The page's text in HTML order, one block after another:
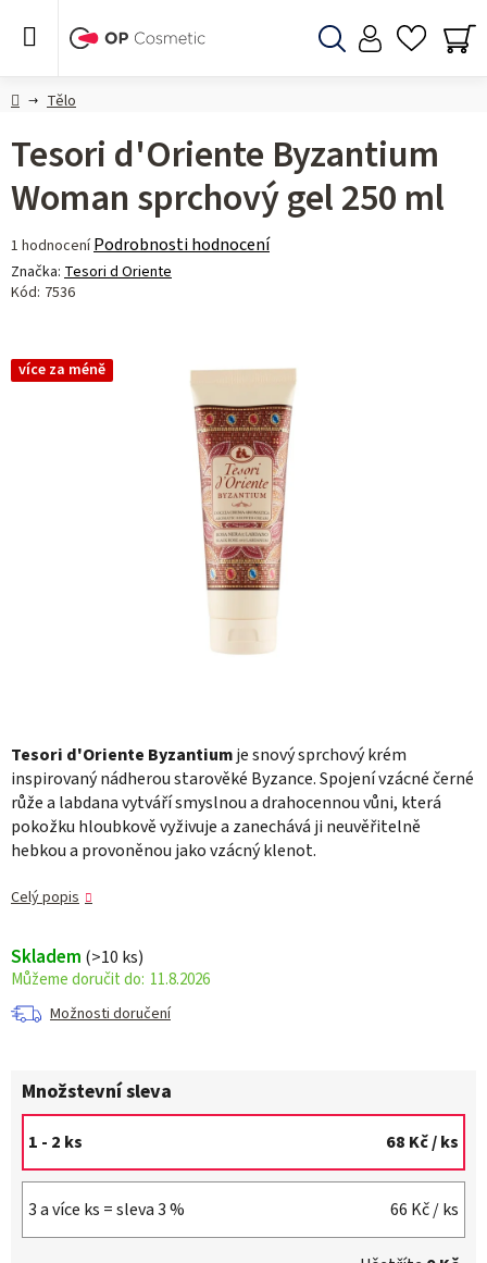
DomůTělo
Tesori d'Oriente Byzantiumje snový sprchový krém
inspirovaný nádherou starověké Byzance. Spojení vzácné černé
růže a labdana vytváří smyslnou a drahocennou vůni, která
pokožku hloubkově vyživuje a zanechává ji neuvěřitelně
hebkou a provoněnou jako vzácný klenot.
Celý popis
Skladem (>10 ks)
11.8.2026
Možnosti doručení
Množstevní sleva
1 - 2 ks 68 Kč/ ks
3 a více ks = sleva 3 % 66 Kč/ ks
Tesori d'Oriente Byzantium
Woman sprchový gel 250 ml
Průměrné
hodnocení
produktu
z 5
hvězdiček.
1 hodnocení Podrobnosti hodnocení
Značka: Tesori d Oriente
Kód: 7536
více za méně